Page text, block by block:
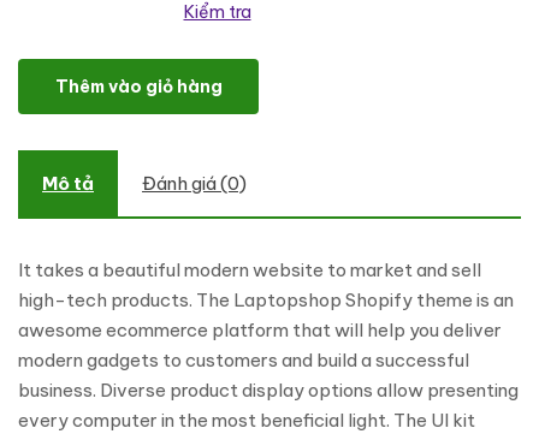
Kiểm tra
Laptopshop eCommerce Shopify Theme số lượng
Thêm vào giỏ hàng
Mô tả Đánh giá (0)
It takes a beautiful modern website to market and sell
high-tech products. The Laptopshop Shopify theme is an
awesome ecommerce platform that will help you deliver
modern gadgets to customers and build a successful
business. Diverse product display options allow presenting
every computer in the most beneficial light. The UI kit